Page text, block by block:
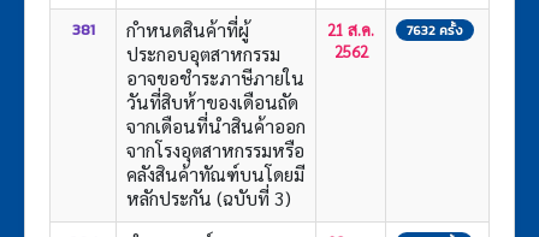
381
กำหนดสินค้าที่ผู้
ประกอบอุตสาหกรรม
อาจขอชำระภาษีภายใน
วันที่สิบห้าของเดือนถัด
จากเดือนที่นำสินค้าออก
จากโรงอุตสาหกรรมหรือ
คลังสินค้าทัณฑ์บนโดยมี
หลักประกัน (ฉบับที่ 3)
21 ส.ค.
2562
7632 ครั้ง